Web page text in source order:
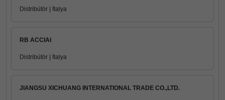
Distribütör | İtalya
RB ACCIAI
Distribütör | İtalya
JIANGSU XICHUANG INTERNATIONAL TRADE CO.,LTD.